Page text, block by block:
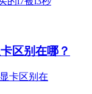
区别在哪？